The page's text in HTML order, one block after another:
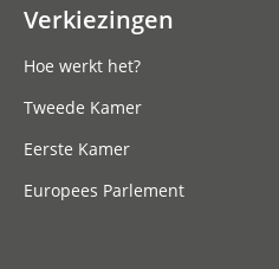
Verkiezingen
Hoe werkt het?
Tweede Kamer
Eerste Kamer
Europees Parlement